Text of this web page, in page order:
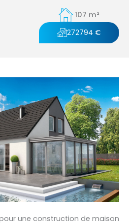
107 m²
272794 €
une construction de maison